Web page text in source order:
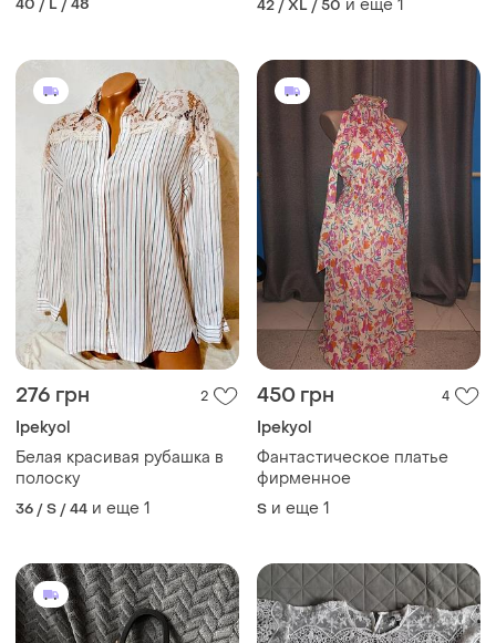
40 / L / 48 42 / XL / 50 и еще 1
276 грн 2
Ipekyol
Белая красивая рубашка в
полоску
36 / S / 44 и еще 1
450 грн 4
Ipekyol
Фантастическое платье
фирменное
S и еще 1